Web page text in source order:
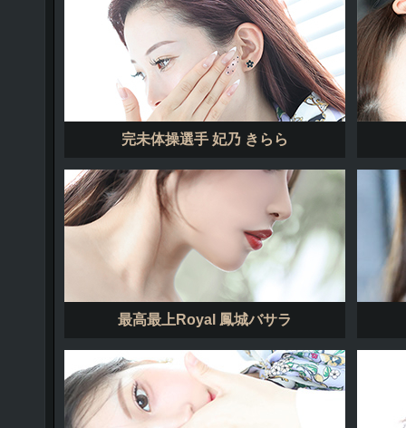
完未体操選手 妃乃 きらら
最高最上Royal 鳳城バサラ